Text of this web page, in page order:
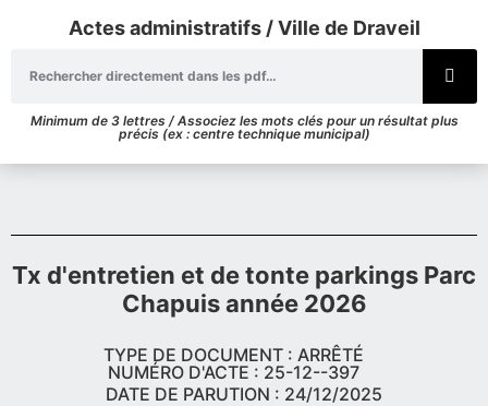
Actes administratifs / Ville de Draveil
Minimum de 3 lettres / Associez les mots clés pour un résultat plus
précis (ex : centre technique municipal)
Tx d'entretien et de tonte parkings Parc
Chapuis année 2026
TYPE DE DOCUMENT : ARRÊTÉ
NUMÉRO D'ACTE : 25-12--397
DATE DE PARUTION : 24/12/2025